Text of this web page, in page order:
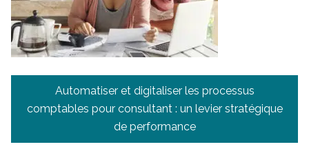
Navigation
de
Automatiser et digitaliser les processus
comptables pour consultant : un levier stratégique
de performance